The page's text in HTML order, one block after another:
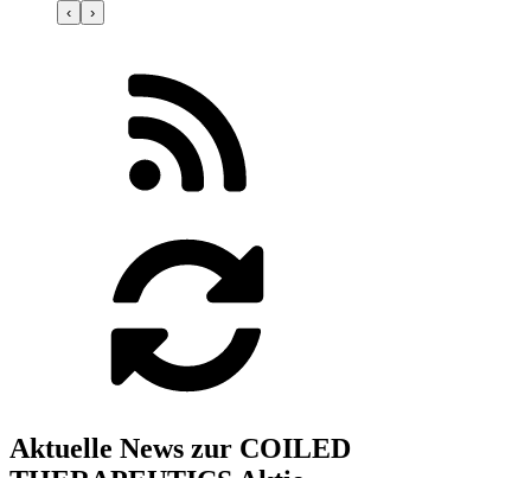
‹ ›
Aktuelle News zur COILED